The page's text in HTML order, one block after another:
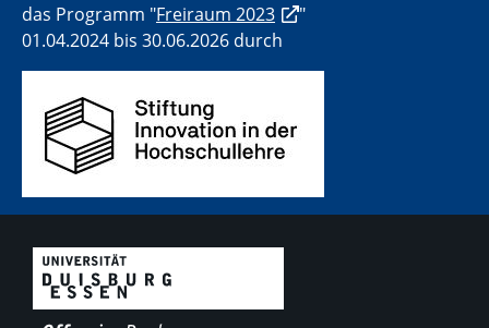
das Programm "Freiraum 2023
"
01.04.2024 bis 30.06.2026 durch